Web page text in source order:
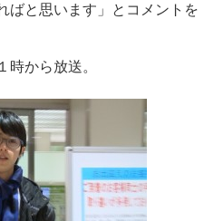
ばと思います」とコメントを
から放送。